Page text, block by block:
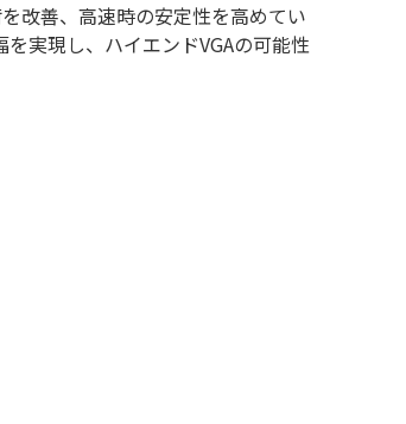
改善、高速時の安定性を高めてい
実現し、ハイエンドVGAの可能性